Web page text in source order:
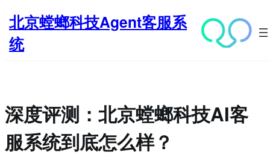
至
内
容
北京螳螂科技Agent客服系
统
深度评测：北京螳螂科技AI客
服系统到底怎么样？